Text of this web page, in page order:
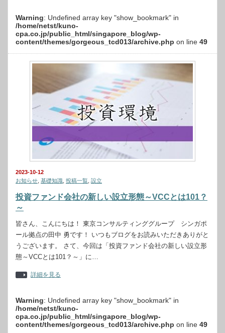
Warning: Undefined array key "show_bookmark" in
/home/netst/kuno-
cpa.co.jp/public_html/singapore_blog/wp-
content/themes/gorgeous_tcd013/archive.php on line 49
2023-10-12
お知らせ 基礎知識 投稿一覧 設立
投資ファンド会社の新しい設立形態～VCCとは101？
～
皆さん、こんにちは！ 東京コンサルティンググループ シンガポ
ール拠点の田中 勇です！ いつもブログをお読みいただきありがと
うございます。 さて、今回は「投資ファンド会社の新しい設立形
態～VCCとは101？～」に…
詳細を見る
Warning: Undefined array key "show_bookmark" in
/home/netst/kuno-
cpa.co.jp/public_html/singapore_blog/wp-
content/themes/gorgeous_tcd013/archive.php on line 49